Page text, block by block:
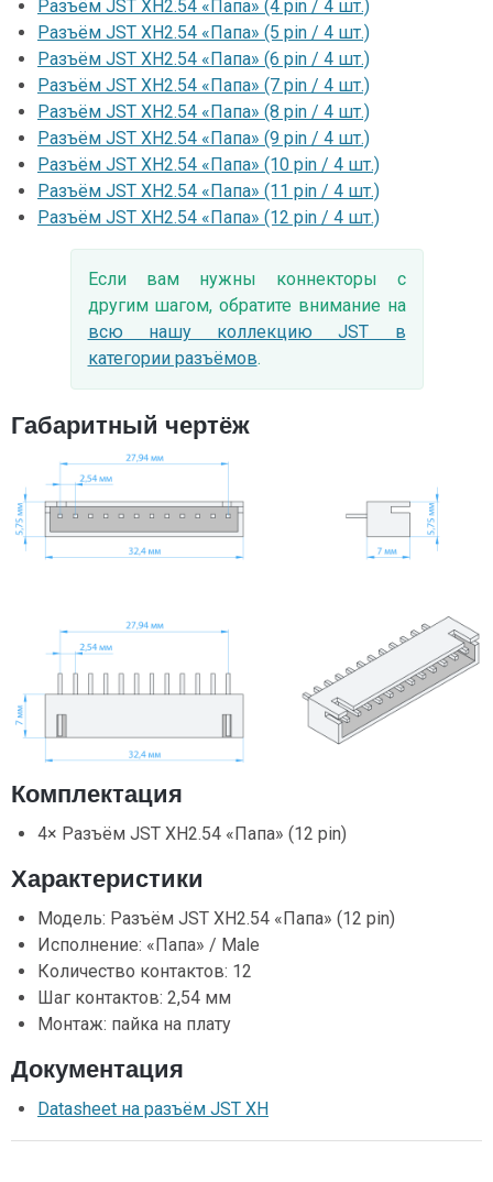
Разъём JST XH2.54 «Папа» (4 pin / 4 шт.)
Разъём JST XH2.54 «Папа» (5 pin / 4 шт.)
Разъём JST XH2.54 «Папа» (6 pin / 4 шт.)
Разъём JST XH2.54 «Папа» (7 pin / 4 шт.)
Разъём JST XH2.54 «Папа» (8 pin / 4 шт.)
Разъём JST XH2.54 «Папа» (9 pin / 4 шт.)
Разъём JST XH2.54 «Папа» (10 pin / 4 шт.)
Разъём JST XH2.54 «Папа» (11 pin / 4 шт.)
Разъём JST XH2.54 «Папа» (12 pin / 4 шт.)
Если вам нужны коннекторы с
другим шагом, обратите внимание на
всю нашу коллекцию JST в
категории разъёмов.
Габаритный чертёж
Комплектация
4× Разъём JST XH2.54 «Папа» (12 pin)
Характеристики
Модель: Разъём JST XH2.54 «Папа» (12 pin)
Исполнение: «Папа» / Male
Количество контактов: 12
Шаг контактов: 2,54 мм
Монтаж: пайка на плату
Документация
Datasheet на разъём JST XH